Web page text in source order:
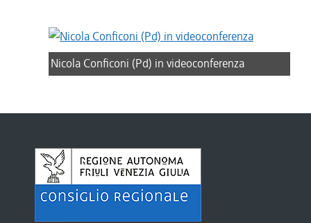
Nicola Conficoni (Pd) in videoconferenza